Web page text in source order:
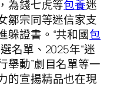
為錢七虎等包養迷
鄒宗同等迷信家支
躲證書。“共和國包
名單、2025年“迷
舉動”劇目名單等一
的宣揚精品也在現